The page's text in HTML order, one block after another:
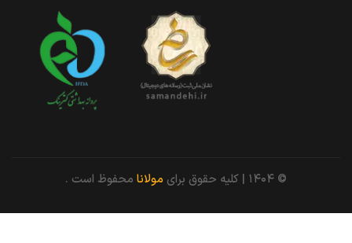
© ۱۴۰۴ | کلیه حقوق برای مولانا محفوظ است .